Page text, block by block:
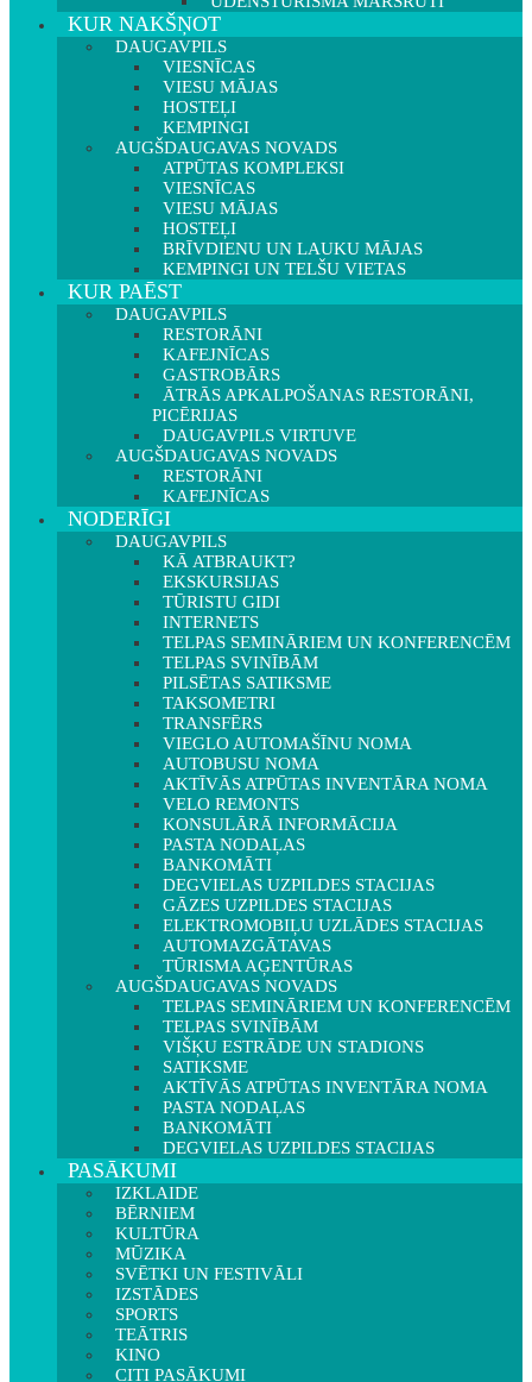
KUR NAKŠŅOT
DAUGAVPILS
VIESNĪCAS
VIESU MĀJAS
HOSTEĻI
KEMPINGI
AUGŠDAUGAVAS NOVADS
ATPŪTAS KOMPLEKSI
VIESNĪCAS
VIESU MĀJAS
HOSTEĻI
BRĪVDIENU UN LAUKU MĀJAS
KEMPINGI UN TELŠU VIETAS
KUR PAĒST
DAUGAVPILS
RESTORĀNI
KAFEJNĪCAS
GASTROBĀRS
ĀTRĀS APKALPOŠANAS RESTORĀNI,
PICĒRIJAS
DAUGAVPILS VIRTUVE
AUGŠDAUGAVAS NOVADS
RESTORĀNI
KAFEJNĪCAS
NODERĪGI
DAUGAVPILS
KĀ ATBRAUKT?
EKSKURSIJAS
TŪRISTU GIDI
INTERNETS
TELPAS SEMINĀRIEM UN KONFERENCĒM
TELPAS SVINĪBĀM
PILSĒTAS SATIKSME
TAKSOMETRI
TRANSFĒRS
VIEGLO AUTOMAŠĪNU NOMA
AUTOBUSU NOMA
AKTĪVĀS ATPŪTAS INVENTĀRA NOMA
VELO REMONTS
KONSULĀRĀ INFORMĀCIJA
PASTA NODAĻAS
BANKOMĀTI
DEGVIELAS UZPILDES STACIJAS
GĀZES UZPILDES STACIJAS
ELEKTROMOBIĻU UZLĀDES STACIJAS
AUTOMAZGĀTAVAS
TŪRISMA AĢENTŪRAS
AUGŠDAUGAVAS NOVADS
TELPAS SEMINĀRIEM UN KONFERENCĒM
TELPAS SVINĪBĀM
VIŠĶU ESTRĀDE UN STADIONS
SATIKSME
AKTĪVĀS ATPŪTAS INVENTĀRA NOMA
PASTA NODAĻAS
BANKOMĀTI
DEGVIELAS UZPILDES STACIJAS
PASĀKUMI
IZKLAIDE
BĒRNIEM
KULTŪRA
MŪZIKA
SVĒTKI UN FESTIVĀLI
IZSTĀDES
SPORTS
TEĀTRIS
KINO
CITI PASĀKUMI